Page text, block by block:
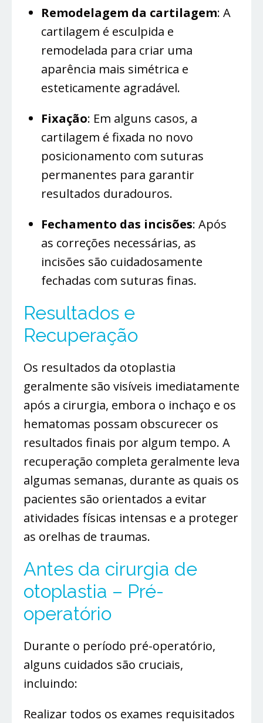
Remodelagem da cartilagem: A
cartilagem é esculpida e
remodelada para criar uma
aparência mais simétrica e
esteticamente agradável.
Fixação: Em alguns casos, a
cartilagem é fixada no novo
posicionamento com suturas
permanentes para garantir
resultados duradouros.
Fechamento das incisões: Após
as correções necessárias, as
incisões são cuidadosamente
fechadas com suturas finas.
Resultados e
Recuperação
Os resultados da otoplastia
geralmente são visíveis imediatamente
após a cirurgia, embora o inchaço e os
hematomas possam obscurecer os
resultados finais por algum tempo. A
recuperação completa geralmente leva
algumas semanas, durante as quais os
pacientes são orientados a evitar
atividades físicas intensas e a proteger
as orelhas de traumas.
Antes da cirurgia de
otoplastia – Pré-
operatório
Durante o período pré-operatório,
alguns cuidados são cruciais,
incluindo:
Realizar todos os exames requisitados